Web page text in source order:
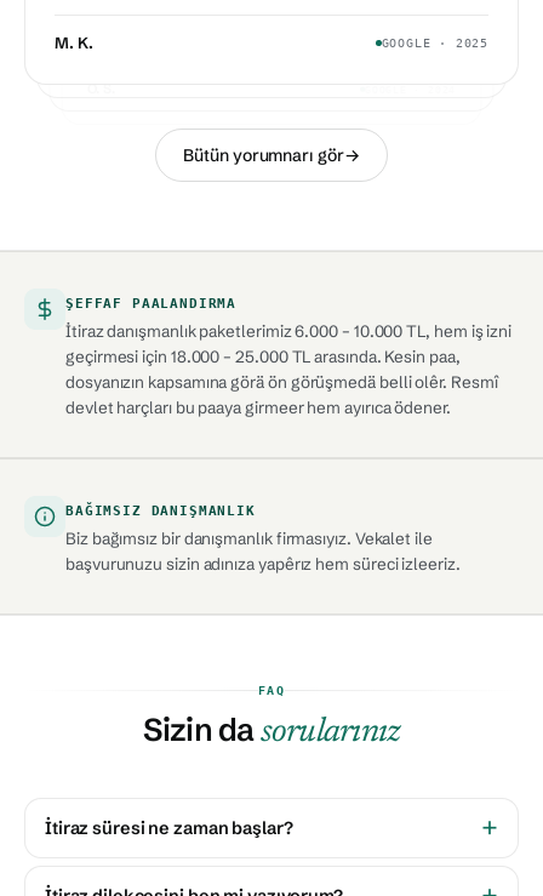
M. K. GOOGLE · 2025
olun."
Bütün yorumnarı gör→
ŞEFFAF PAALANDIRMA
İtiraz danışmanlık paketlerimiz 6.000 – 10.000 TL, hem iş izni
geçirmesi için 18.000 – 25.000 TL arasında. Kesin paa,
dosyanızın kapsamına görä ön görüşmedä belli olêr. Resmî
devlet harçları bu paaya girmeer hem ayırıca ödener.
BAĞIMSIZ DANIŞMANLIK
Biz bağımsız bir danışmanlık firmasıyız. Vekalet ile
başvurunuzu sizin adınıza yapêrız hem süreci izleeriz.
FAQ
Sizin dasorularınız
İtiraz süresi ne zaman başlar?